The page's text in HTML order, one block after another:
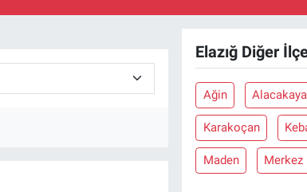
Elazığ Diğer
Ağin Alacakaya
Karakoçan
Maden Merkez